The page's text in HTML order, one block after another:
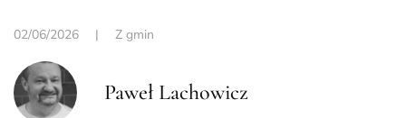
02/06/2026 | Z gmin
Paweł Lachowicz